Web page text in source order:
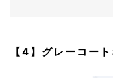
【4】グレーコー